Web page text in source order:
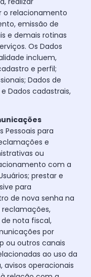
o relacionamento
emissão de
e demais rotinas
Os Dados
incluem,
e perfil;
Dados de
Dados cadastrais,
Pessoais para
e
ou
com a
prestar e
para
de nova senha na
nota fiscal,
por
ou outros canais
ao uso da
avisos operacionais